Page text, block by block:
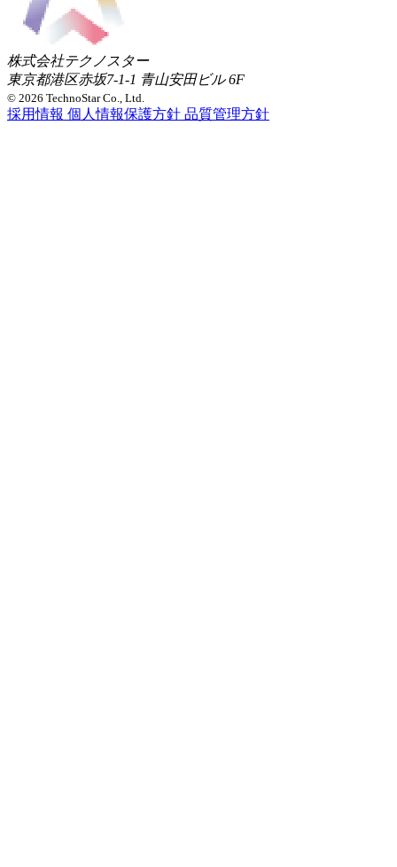
株式会社テクノスター
東京都港区赤坂7-1-1 青山安田ビル 6F
© 2026 TechnoStar Co., Ltd.
採用情報 個人情報保護方針 品質管理方針